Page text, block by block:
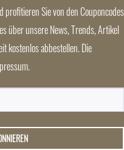
Sie von den Couponcodes
über unsere News, Trends, Artikel
kostenlos abbestellen. Die